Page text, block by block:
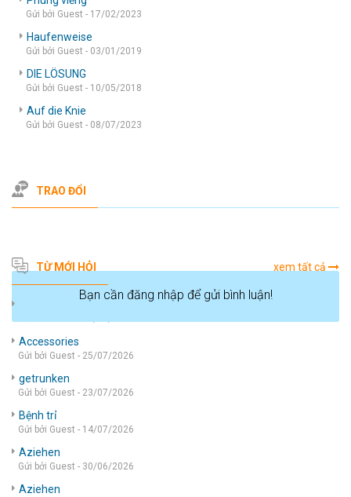
Gửi bởi Guest - 17/02/2023
Haufenweise
Gửi bởi Guest - 03/01/2019
DIE LÖSUNG
Gửi bởi Guest - 10/05/2018
Auf die Knie
Gửi bởi Guest - 08/07/2023
TRAO ĐỔI
Bạn cần đăng nhập để gửi bình luận!
TỪ MỚI HỎI xem tất cả
Accessories
Gửi bởi Guest - 25/07/2026
getrunken
Gửi bởi Guest - 23/07/2026
Bệnh trỉ
Gửi bởi Guest - 14/07/2026
Aziehen
Gửi bởi Guest - 30/06/2026
Aziehen